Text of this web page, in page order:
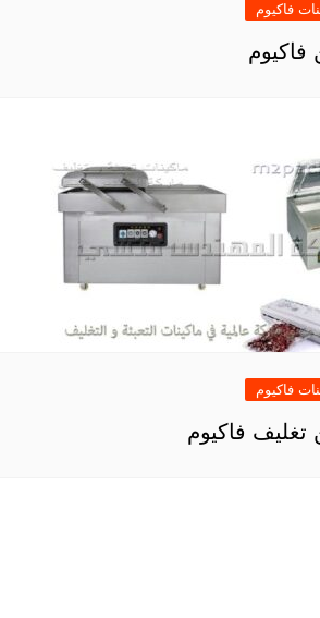
فاكيوم
فاكيوم
فاكيوم
تغليف فاكيوم